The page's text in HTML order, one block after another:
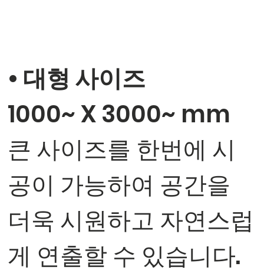
• 대형 사이즈
1000~ X 3000~ mm
큰 사이즈를 한번에 시
공이 가능하여 공간을
더욱 시원하고 자연스럽
게 연출할 수 있습니다.